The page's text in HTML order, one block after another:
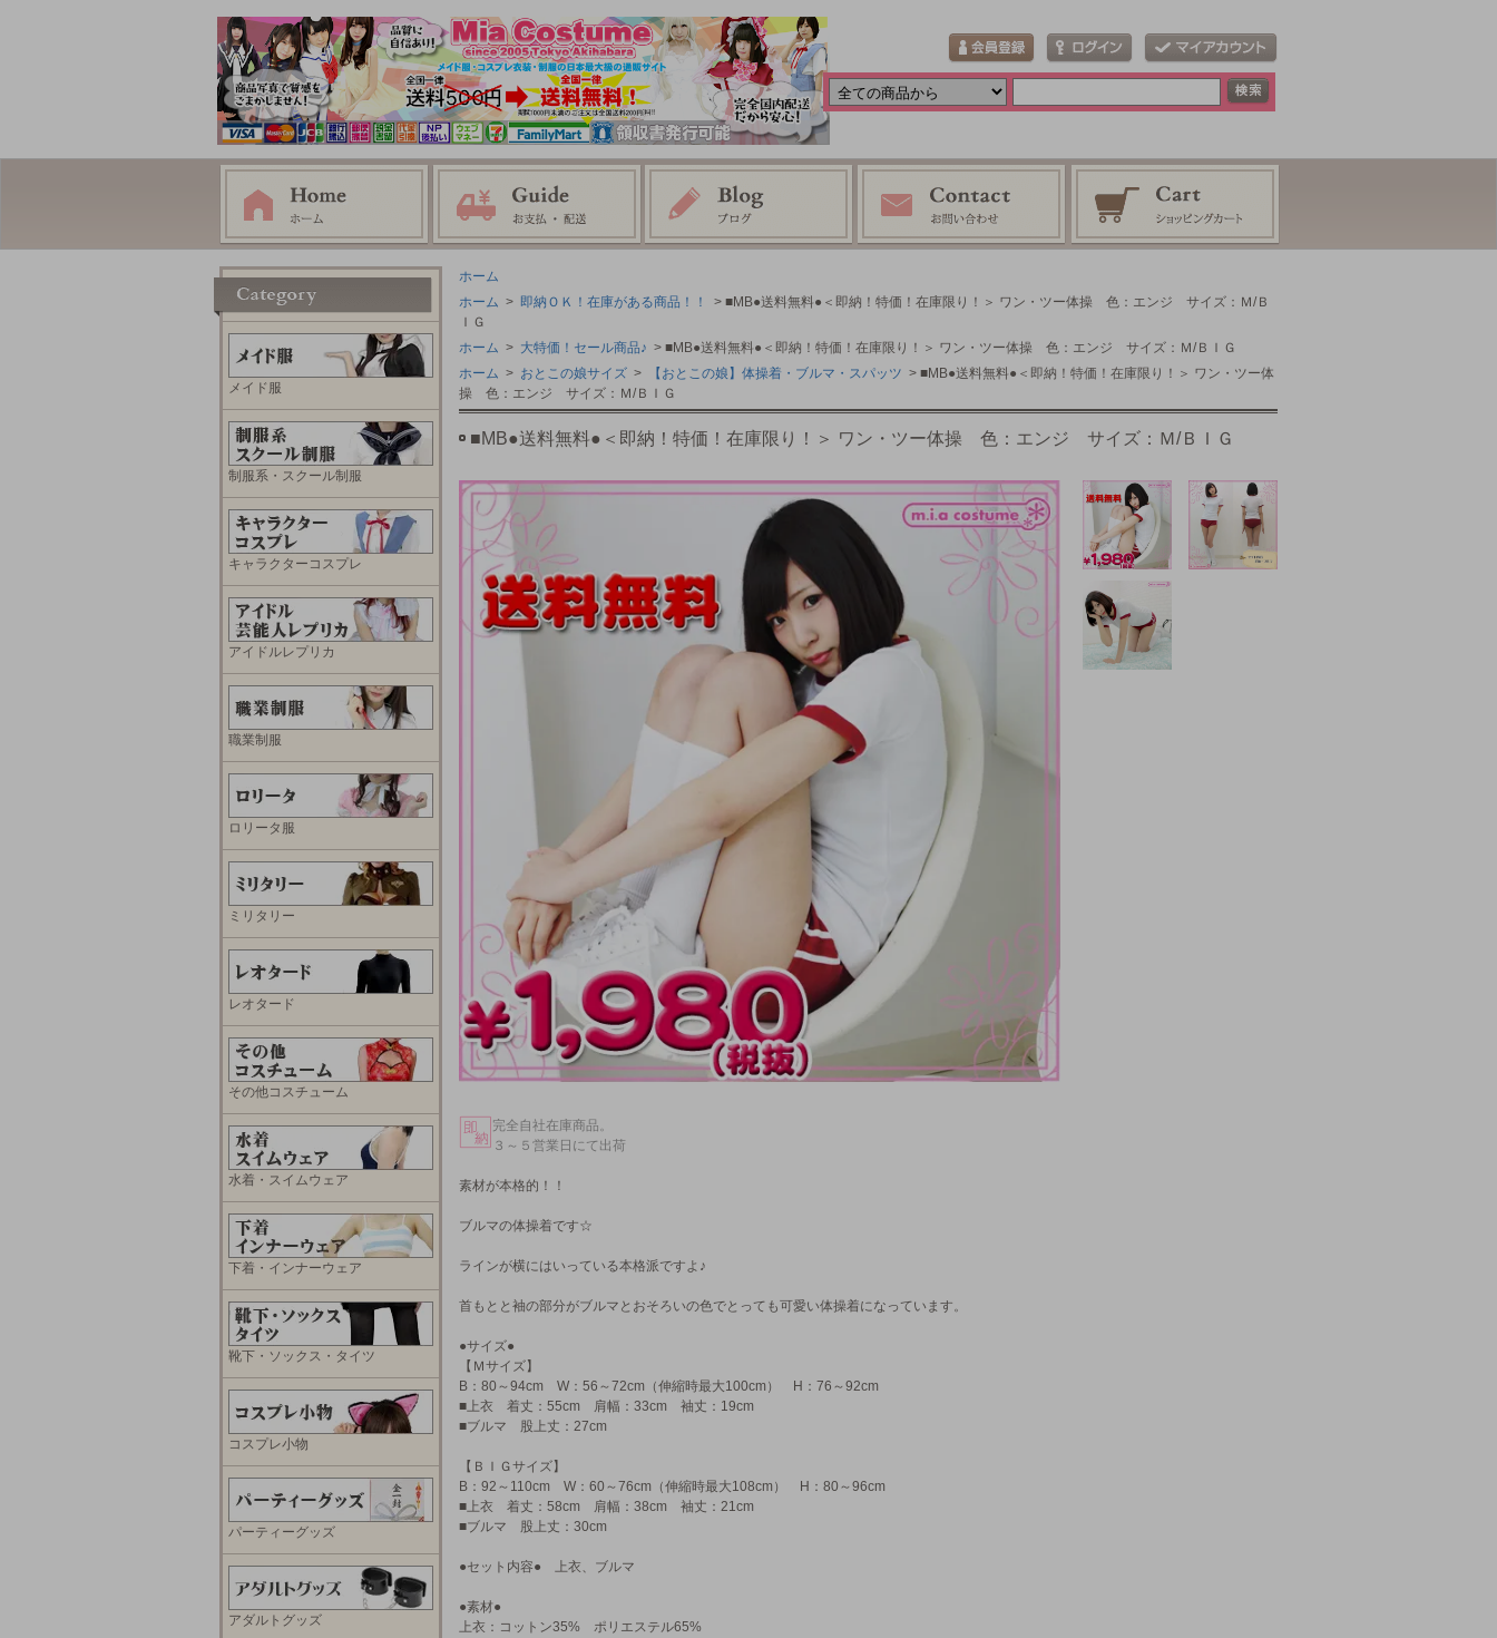
ホーム
ホーム > 即納ＯＫ！在庫がある商品！！
> ■MB●送料無料●＜即納！特価！在庫限り！＞ ワン・ツー体操 色：エンジ サイズ：Ｍ/Ｂ
ＩＧ
ホーム > 大特価！セール商品♪ > ■MB●送料無料●＜即納！特価！在庫限り！＞ ワン・ツー体操 色：エンジ サイズ：Ｍ/ＢＩＧ
ホーム > おとこの娘サイズ > 【おとこの娘】体操着・ブルマ・スパッツ > ■MB●送料無料●＜即納！特価！在庫限り！＞ ワン・ツー体
操 色：エンジ サイズ：Ｍ/ＢＩＧ
■MB●送料無料●＜即納！特価！在庫限り！＞ ワン・ツー体操 色：エンジ サイズ：Ｍ/ＢＩＧ
完全自社在庫商品。
３～５営業日にて出荷
素材が本格的！！
ブルマの体操着です☆
ラインが横にはいっている本格派ですよ♪
首もとと袖の部分がブルマとおそろいの色でとっても可愛い体操着になっています。
●サイズ●
【Ｍサイズ】
B：80～94cm W：56～72cm（伸縮時最大100cm） H：76～92cm
■上衣 着丈：55cm 肩幅：33cm 袖丈：19cm
■ブルマ 股上丈：27cm
【ＢＩＧサイズ】
B：92～110cm W：60～76cm（伸縮時最大108cm） H：80～96cm
■上衣 着丈：58cm 肩幅：38cm 袖丈：21cm
■ブルマ 股上丈：30cm
●セット内容● 上衣、ブルマ
●素材●
上衣：コットン35% ポリエステル65%
メイド服
制服系・スクール制服
キャラクターコスプレ
アイドルレプリカ
職業制服
ロリータ服
ミリタリー
レオタード
その他コスチューム
水着・スイムウェア
下着・インナーウェア
靴下・ソックス・タイツ
コスプレ小物
パーティーグッズ
アダルトグッズ